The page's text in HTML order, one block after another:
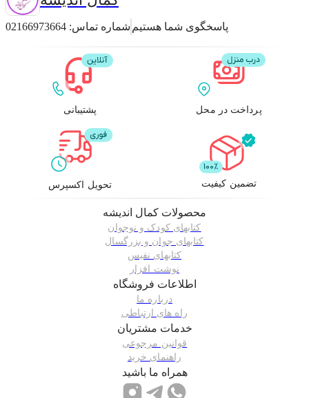
شماره تماس: 02166973664 پاسخگوی شما هستیم
پشتیبانی پرداخت در محل
تحویل اکسپرس تضمین کیفیت
محصولات کمال اندیشه
کتابهای کودک و نوجوان
کتابهای جوان و بزرگسال
کتابهای نفیس
نوشت افزار
اطلاعات فروشگاه
درباره ما
راه های ارتباطی
خدمات مشتریان
قوانین مرجوعی
راهنمای خرید
همراه ما باشید